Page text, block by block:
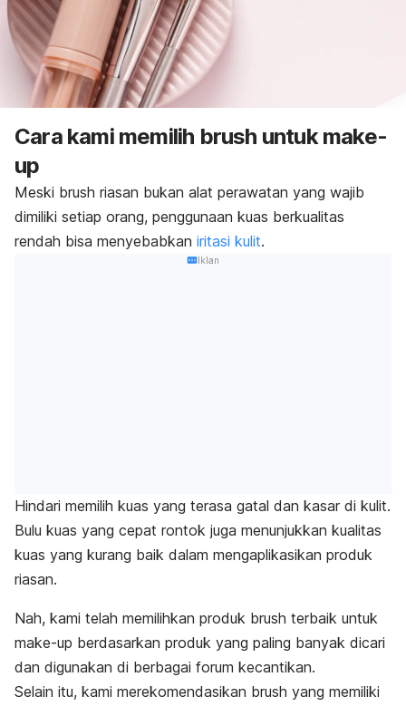
Cara kami memilih brush untuk make-
up
Meski brush riasan bukan alat perawatan yang wajib
dimiliki setiap orang, penggunaan kuas berkualitas
rendah bisa menyebabkan iritasi kulit.
Iklan
Hindari memilih kuas yang terasa gatal dan kasar di kulit.
Bulu kuas yang cepat rontok juga menunjukkan kualitas
kuas yang kurang baik dalam mengaplikasikan produk
riasan.
Nah, kami telah memilihkan produk brush terbaik untuk
make-up berdasarkan produk yang paling banyak dicari
dan digunakan di berbagai forum kecantikan.
Selain itu, kami merekomendasikan brush yang memiliki